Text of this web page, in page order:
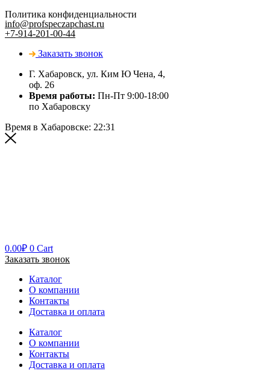
Политика конфиденциальности
info@profspeczapchast.ru
+7-914-201-00-44
Заказать звонок
Г. Хабаровск, ул. Ким Ю Чена, 4,
оф. 26
Время работы: Пн-Пт 9:00-18:00
по Хабаровску
Время в Хабаровске: 22:31
0.00₽ 0 Cart
Заказать звонок
Каталог
О компании
Контакты
Доставка и оплата
Каталог
О компании
Контакты
Доставка и оплата